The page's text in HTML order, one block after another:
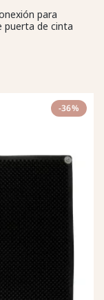
para
puerta de cinta
-36%